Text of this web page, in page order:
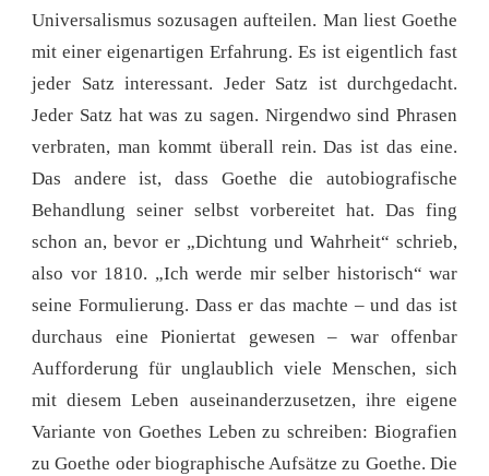
Universalismus sozusagen aufteilen. Man liest Goethe
mit einer eigenartigen Erfahrung. Es ist eigentlich fast
jeder Satz interessant. Jeder Satz ist durchgedacht.
Jeder Satz hat was zu sagen. Nirgendwo sind Phrasen
verbraten, man kommt überall rein. Das ist das eine.
Das andere ist, dass Goethe die autobiografische
Behandlung seiner selbst vorbereitet hat. Das fing
schon an, bevor er „Dichtung und Wahrheit“ schrieb,
also vor 1810. „Ich werde mir selber historisch“ war
seine Formulierung. Dass er das machte – und das ist
durchaus eine Pioniertat gewesen – war offenbar
Aufforderung für unglaublich viele Menschen, sich
mit diesem Leben auseinanderzusetzen, ihre eigene
Variante von Goethes Leben zu schreiben: Biografien
zu Goethe oder biographische Aufsätze zu Goethe. Die